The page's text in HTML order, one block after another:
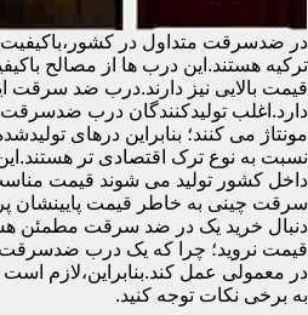
در ضدسرقت متداول در کشور،باکیفیت
ترکیه هستند.این درب ها از مصالح
قیمت بالایی نیز دارند.درب ضد سرقت
دارد.اغلب تولیدکنندگان درب ضدسرقت
مونتاژ می کنند؛ بنابراین درهای
نسبت به نوع ترک اقتصادی تر
داخل کشور تولید می شوند قیمت
سرقت چینی به خاطر قیمت پایینشان
دنبال خرید یک در ضد سرقت مطمئن
قیمت نروید؛ چرا که یک درب
در معمولی عمل کند.بنابراین،لازم
به برخی نکات توجه کنید.